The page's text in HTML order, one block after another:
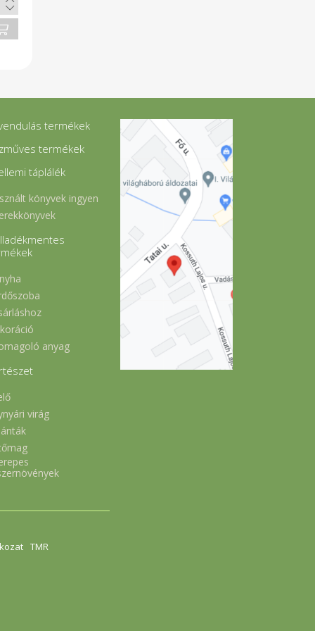
termékek
termékek
táplálék
könyvek ingyen
anyag
virág
TMR